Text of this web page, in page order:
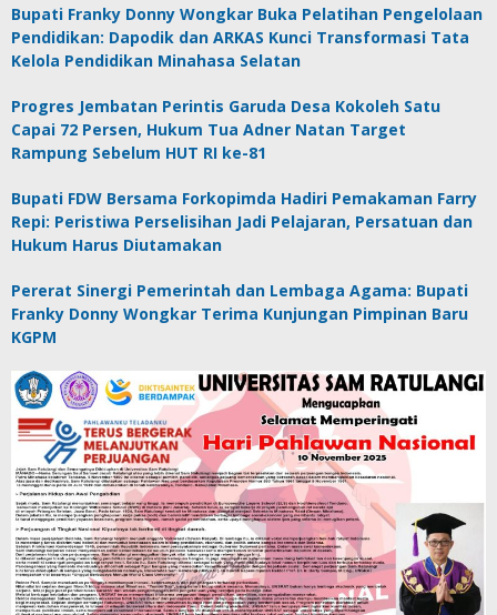
Bupati Franky Donny Wongkar Buka Pelatihan Pengelolaan
Pendidikan: Dapodik dan ARKAS Kunci Transformasi Tata
Kelola Pendidikan Minahasa Selatan
Progres Jembatan Perintis Garuda Desa Kokoleh Satu
Capai 72 Persen, Hukum Tua Adner Natan Target
Rampung Sebelum HUT RI ke-81
Bupati FDW Bersama Forkopimda Hadiri Pemakaman Farry
Repi: Peristiwa Perselisihan Jadi Pelajaran, Persatuan dan
Hukum Harus Diutamakan
Pererat Sinergi Pemerintah dan Lembaga Agama: Bupati
Franky Donny Wongkar Terima Kunjungan Pimpinan Baru
KGPM